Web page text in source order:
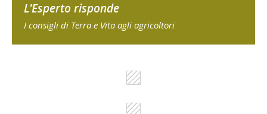
L'Esperto risponde
I consigli di Terra e Vita agli agricoltori